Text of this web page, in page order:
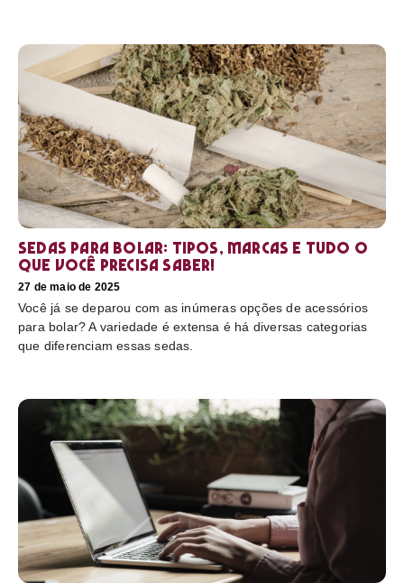
Sedas para bolar: tipos, marcas e tudo o
que você precisa saber!
27 de maio de 2025
Você já se deparou com as inúmeras opções de acessórios
para bolar? A variedade é extensa é há diversas categorias
que diferenciam essas sedas.